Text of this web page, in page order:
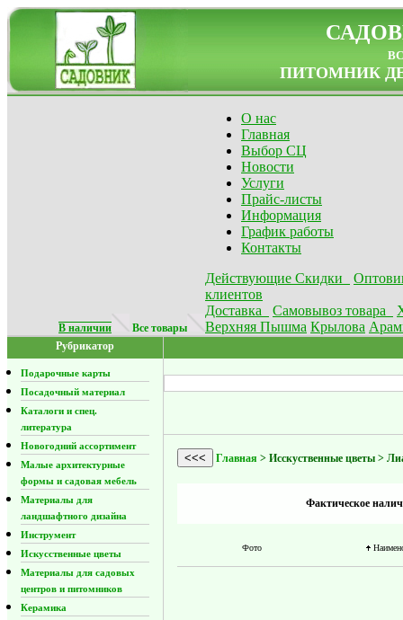
ПИТОМНИК
В наличии Все товары
О нас
Главная
Выбор СЦ
Новости
Услуги
Прайс-листы
Информация
График работы
Контакты
Действующие Скидки
клиентов
Доставка
Самовывоз товара
Верхняя Пышма Крылова
Рубрикатор
Подарочные карты
Посадочный материал
Каталоги и спец.
литература
Новогодний ассортимент
Малые архитектурные
формы и садовая мебель
Материалы для
ландшафтного дизайна
Инструмент
Искусственные цветы
Материалы для садовых
центров и питомников
Керамика
<<< Главная > Исскуственные цветы >
Фактическое
Фото